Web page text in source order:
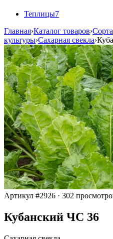
Теплицы7
Главная›Каталог товаров›Сорта
культуры›Сахарная свекла›
Артикул #2926 · 302
Кубанский ЧС 36